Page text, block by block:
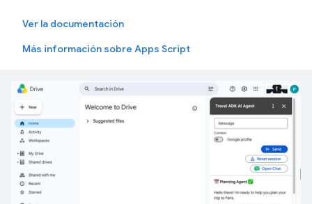
Ver la documentación
Más información sobre Apps Script